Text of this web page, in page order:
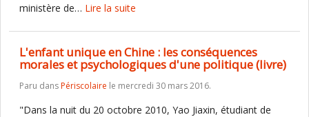
ministère de… Lire la suite
L'enfant unique en Chine : les conséquences
morales et psychologiques d'une politique (livre)
Paru dansPériscolaire le mercredi 30 mars 2016.
"Dans la nuit du 20 octobre 2010, Yao Jiaxin, étudiant de